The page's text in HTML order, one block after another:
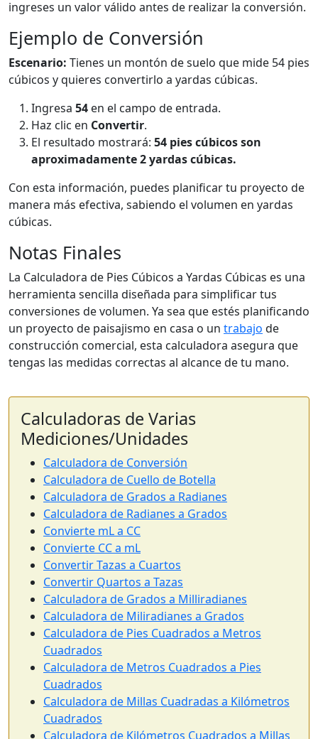
ingreses un valor válido antes de realizar la conversión.
Ejemplo de Conversión
Escenario: Tienes un montón de suelo que mide 54 pies
cúbicos y quieres convertirlo a yardas cúbicas.
Ingresa 54 en el campo de entrada.
Haz clic en Convertir.
El resultado mostrará: 54 pies cúbicos son
aproximadamente 2 yardas cúbicas.
Con esta información, puedes planificar tu proyecto de
manera más efectiva, sabiendo el volumen en yardas
cúbicas.
Notas Finales
La Calculadora de Pies Cúbicos a Yardas Cúbicas es una
herramienta sencilla diseñada para simplificar tus
conversiones de volumen. Ya sea que estés planificando
un proyecto de paisajismo en casa o un trabajo de
construcción comercial, esta calculadora asegura que
tengas las medidas correctas al alcance de tu mano.
Calculadoras de Varias
Mediciones/Unidades
Calculadora de Conversión
Calculadora de Cuello de Botella
Calculadora de Grados a Radianes
Calculadora de Radianes a Grados
Convierte mL a CC
Convierte CC a mL
Convertir Tazas a Cuartos
Convertir Quartos a Tazas
Calculadora de Grados a Milliradianes
Calculadora de Miliradianes a Grados
Calculadora de Pies Cuadrados a Metros
Cuadrados
Calculadora de Metros Cuadrados a Pies
Cuadrados
Calculadora de Millas Cuadradas a Kilómetros
Cuadrados
Calculadora de Kilómetros Cuadrados a Millas